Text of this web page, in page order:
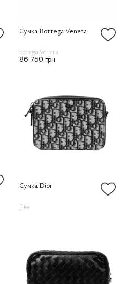
Сумка Bottega Veneta
Bottega Veneta
86 750 грн
Сумка Dior
Dior